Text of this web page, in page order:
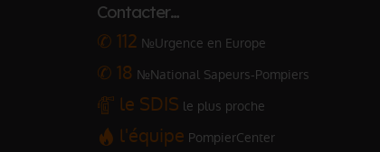
Contacter…
✆ 112 №Urgence en Europe
✆ 18 №National Sapeurs-Pompiers
le SDIS le plus proche
l'équipe PompierCenter